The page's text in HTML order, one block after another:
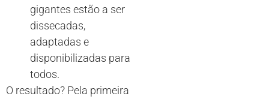
gigantes estão a ser
dissecadas,
adaptadas e
disponibilizadas para
todos.
O resultado? Pela primeira